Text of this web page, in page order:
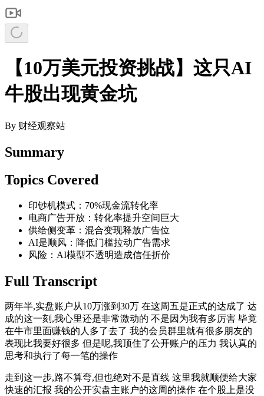
【10万美元投资挑战】这只AI
牛股出现黄金坑
By 财经观察站
Summary
Topics Covered
印钞机模式：70%现金流转化率
电商广告开放：转化率提升空间巨大
供给侧变革：混合变现释放广告位
AI是顺风：降低门槛拉动广告需求
风险：AI模型不透明造成信任折价
Full Transcript
两年半,实盘账户从10万涨到30万 在这周五是正式的达成了 达
成的这一刻,我心里还是非常激动的 不是因为我有多厉害 毕竟
在牛市里面赚钱的人多了去了 我的会员群里就有很多朋友的
表现比我要好很多 但是呢,我顶住了公开账户的压力 我认真的
思考和执行了每一笔的操作
走到这一步,路不算弯,但也绝对不是直线 这里我就顺便给大家
快速的汇报 我的公开实盘主账户的这周的操作 在个股上是没